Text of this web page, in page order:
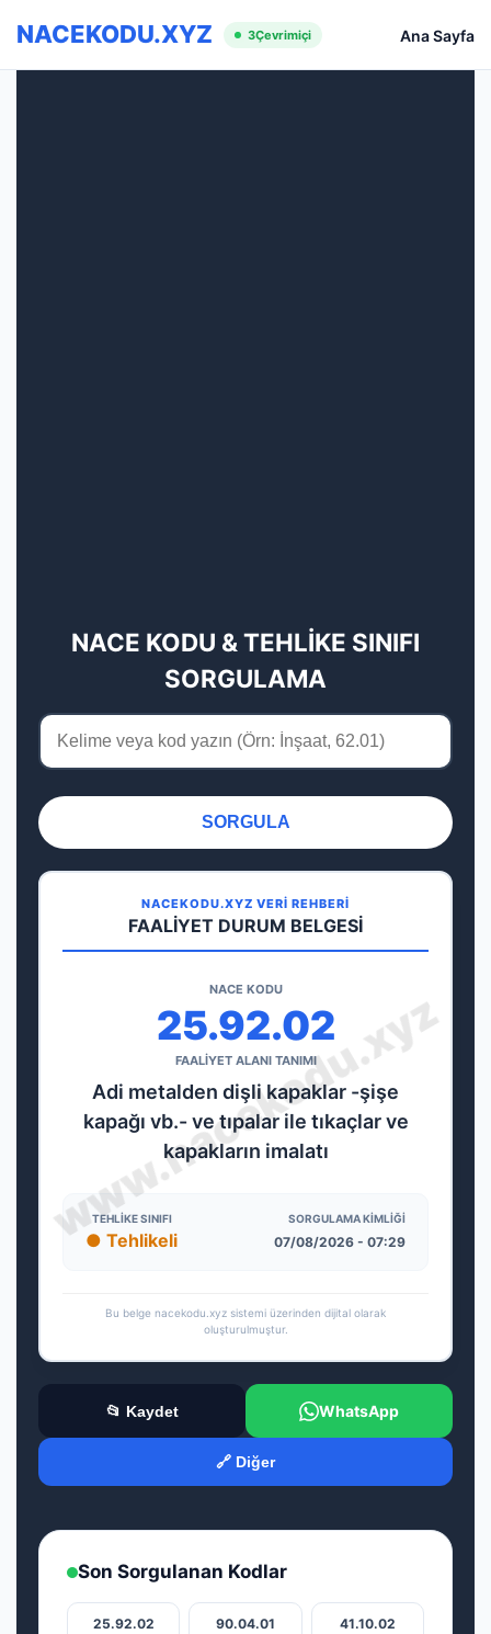
NACEKODU.XYZ 3Çevrimiçi Ana Sayfa
NACE KODU & TEHLİKE SINIFI
SORGULAMA
SORGULA
NACEKODU.XYZ VERİ REHBERİ
FAALİYET DURUM BELGESİ
NACE KODU
25.92.02
FAALİYET ALANI TANIMI
Adi metalden dişli kapaklar -şişe
kapağı vb.- ve tıpalar ile tıkaçlar ve
kapakların imalatı
TEHLIKE SINIFI
● Tehlikeli
SORGULAMA KIMLIĞI
07/08/2026 - 07:29
Bu belge nacekodu.xyz sistemi üzerinden dijital olarak
oluşturulmuştur.
📂 Kaydet WhatsApp
🔗 Diğer
Son Sorgulanan Kodlar
25.92.02 90.04.01 41.10.02